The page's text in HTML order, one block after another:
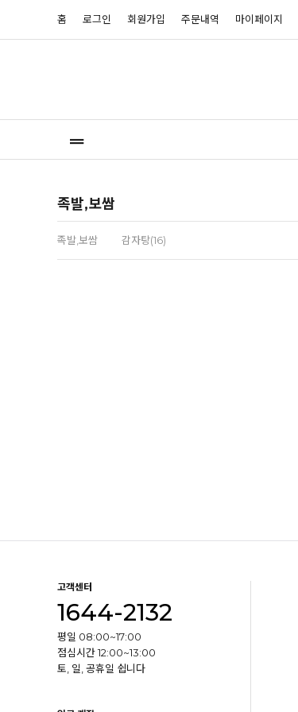
홈 로그인 회원가입 주문내역 마이페이지
족발,보쌈
족발,보쌈 감자탕(16)
고객센터
1644-2132
평일 08:00~17:00
점심시간 12:00~13:00
토, 일, 공휴일 쉽니다